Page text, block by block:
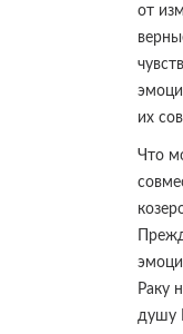
от
их
Что
Раку
душу